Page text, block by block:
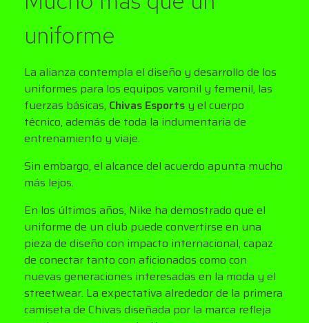
uniforme
La alianza contempla el diseño y desarrollo de los
uniformes para los equipos varonil y femenil, las
fuerzas básicas, Chivas Esports y el cuerpo
técnico, además de toda la indumentaria de
entrenamiento y viaje.
Sin embargo, el alcance del acuerdo apunta mucho
más lejos.
En los últimos años, Nike ha demostrado que el
uniforme de un club puede convertirse en una
pieza de diseño con impacto internacional, capaz
de conectar tanto con aficionados como con
nuevas generaciones interesadas en la moda y el
streetwear. La expectativa alrededor de la primera
camiseta de Chivas diseñada por la marca refleja